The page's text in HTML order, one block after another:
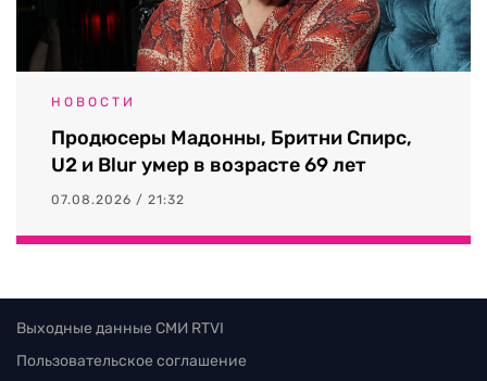
НОВОСТИ
Продюсеры Мадонны, Бритни Спирс,
U2 и Blur умер в возрасте 69 лет
07.08.2026 / 21:32
Выходные данные СМИ RTVI
Пользовательское соглашение